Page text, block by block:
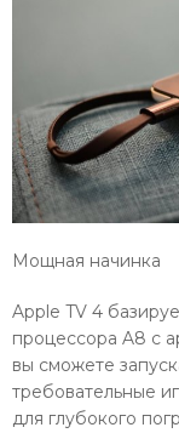
Мощная начинка
Apple TV 4
процессора A8 с
вы сможете
требовательные
для глубокого